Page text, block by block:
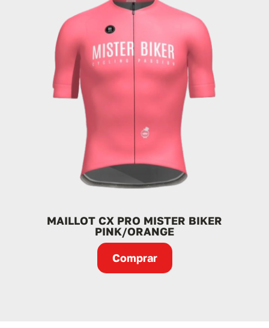
MAILLOT CX PRO MISTER BIKER
PINK/ORANGE
Comprar